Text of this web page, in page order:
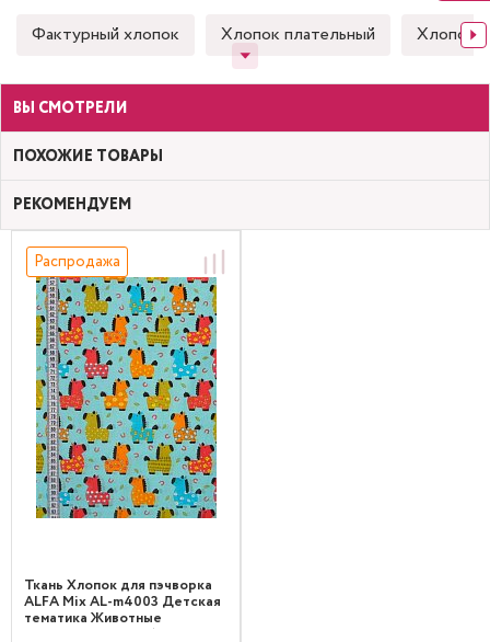
Фактурный хлопок Хлопок плательный Хлопок
ВЫ СМОТРЕЛИ
ПОХОЖИЕ ТОВАРЫ
РЕКОМЕНДУЕМ
Распродажа
Ткань Хлопок для пэчворка
ALFA Mix AL-m4003 Детская
тематика Животные
Мультиколор Голубой